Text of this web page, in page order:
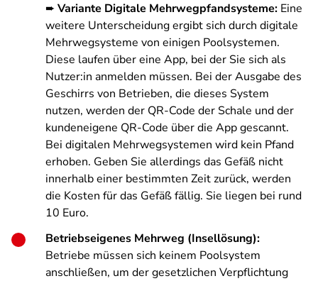
➨ Variante Digitale Mehrwegpfandsysteme: Eine
weitere Unterscheidung ergibt sich durch digitale
Mehrwegsysteme von einigen Poolsystemen.
Diese laufen über eine App, bei der Sie sich als
Nutzer:in anmelden müssen. Bei der Ausgabe des
Geschirrs von Betrieben, die dieses System
nutzen, werden der QR-Code der Schale und der
kundeneigene QR-Code über die App gescannt.
Bei digitalen Mehrwegsystemen wird kein Pfand
erhoben. Geben Sie allerdings das Gefäß nicht
innerhalb einer bestimmten Zeit zurück, werden
die Kosten für das Gefäß fällig. Sie liegen bei rund
10 Euro.
Betriebseigenes Mehrweg (Insellösung):
Betriebe müssen sich keinem Poolsystem
anschließen, um der gesetzlichen Verpflichtung